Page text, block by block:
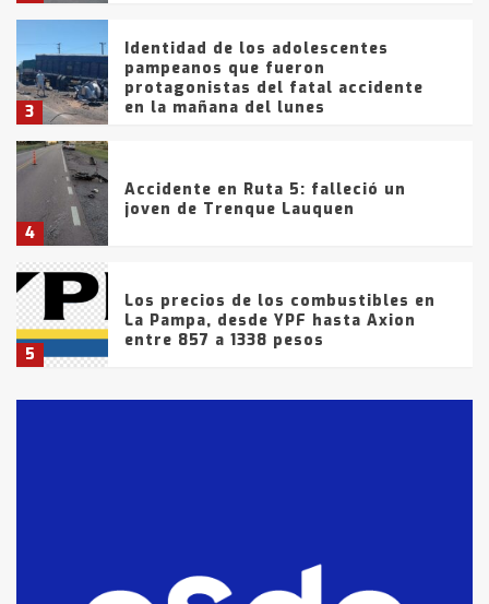
3
Identidad de los adolescentes
pampeanos que fueron
protagonistas del fatal accidente
en la mañana del lunes
4
Accidente en Ruta 5: falleció un
joven de Trenque Lauquen
5
Los precios de los combustibles en
La Pampa, desde YPF hasta Axion
entre 857 a 1338 pesos
fueron detenidos por
comercialización de drogas en la